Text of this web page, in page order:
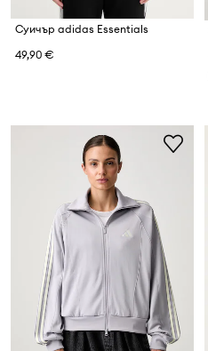
Суичър adidas Essentials
49,90 €